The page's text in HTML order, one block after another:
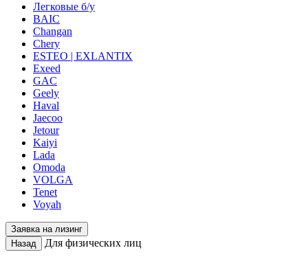
Легковые б/у
BAIC
Changan
Chery
ESTEO | EXLANTIX
Exeed
GAC
Geely
Haval
Jaecoo
Jetour
Kaiyi
Lada
Omoda
VOLGA
Tenet
Voyah
Заявка на лизинг
Назад
Для физических лиц